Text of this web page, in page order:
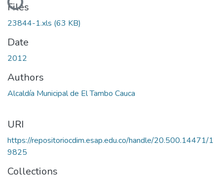
Files
23844-1.xls (63 KB)
Date
2012
Authors
Alcaldía Municipal de El Tambo Cauca
URI
https://repositoriocdim.esap.edu.co/handle/20.500.14471/1
9825
Collections